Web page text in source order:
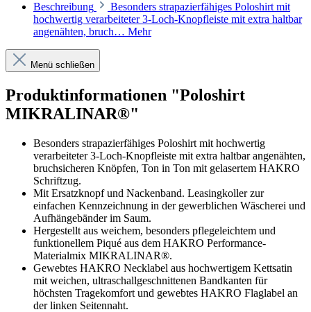
Beschreibung
Besonders strapazierfähiges Poloshirt mit
hochwertig verarbeiteter 3-Loch-Knopfleiste mit extra haltbar
angenähten, bruch… Mehr
Menü schließen
Produktinformationen "Poloshirt
MIKRALINAR®"
Besonders strapazierfähiges Poloshirt mit hochwertig
verarbeiteter 3-Loch-Knopfleiste mit extra haltbar angenähten,
bruchsicheren Knöpfen, Ton in Ton mit gelasertem HAKRO
Schriftzug.
Mit Ersatzknopf und Nackenband. Leasingkoller zur
einfachen Kennzeichnung in der gewerblichen Wäscherei und
Aufhängebänder im Saum.
Hergestellt aus weichem, besonders pflegeleichtem und
funktionellem Piqué aus dem HAKRO Performance-
Materialmix MIKRALINAR®.
Gewebtes HAKRO Necklabel aus hochwertigem Kettsatin
mit weichen, ultraschallgeschnittenen Bandkanten für
höchsten Tragekomfort und gewebtes HAKRO Flaglabel an
der linken Seitennaht.